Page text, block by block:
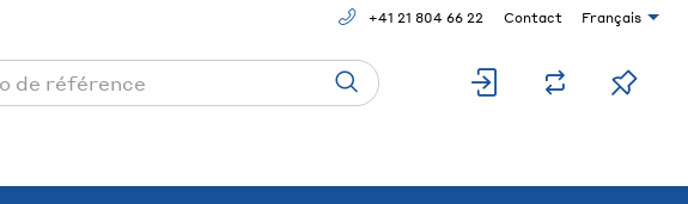
+41 21 804 66 22 Contact Français